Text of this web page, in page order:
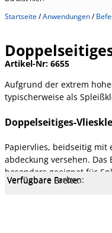
Startseite/Anwendungen/
Artikel-Nr: 6655
Aufgrund der extrem
typischerweise als
Doppelseitiges-
Papiervlies, beidseitig
abdeckung versehen.
besonders geeignet für
Träger:
Gesamtstärke:
Klebertyp:
Klebekraft:
Reißfestigkeit:
Dehnung:
Temperatur:
Liner:
Kern Typ:
Kern Ø mm:
Verfügbare Längen:
Verfügbare Breite:
Verfügbare Farben: